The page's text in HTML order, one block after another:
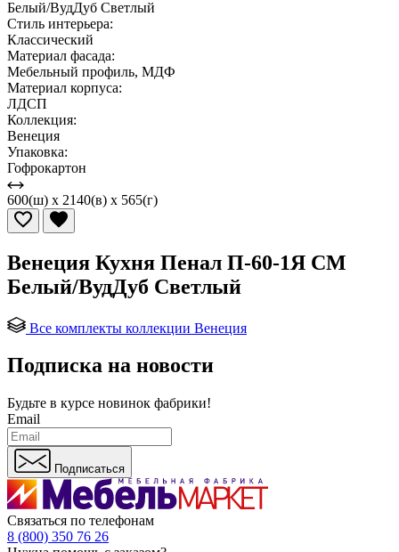
Белый/ВудДуб Светлый
Стиль интерьера:
Классический
Материал фасада:
Мебельный профиль, МДФ
Материал корпуса:
ЛДСП
Коллекция:
Венеция
Упаковка:
Гофрокартон
600(ш) x 2140(в) x 565(г)
Венеция Кухня Пенал П-60-1Я СМ
Белый/ВудДуб Светлый
Все комплекты коллекции Венеция
Подписка на новости
Будьте в курсе новинок фабрики!
Email
Подписаться
Связаться по телефонам
8 (800) 350 76 26